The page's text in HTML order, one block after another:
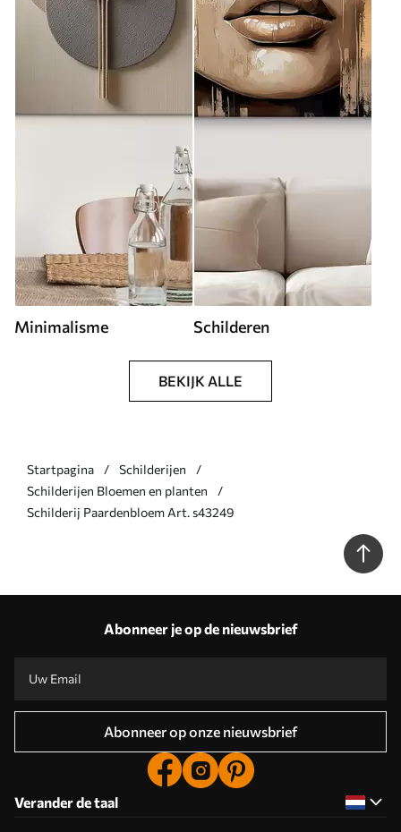
Minimalisme Schilderen
BEKIJK ALLE
Startpagina
Schilderijen
Schilderijen Bloemen en planten
Schilderij Paardenbloem Art. s43249
Abonneer je op de nieuwsbrief
Abonneer op onze nieuwsbrief
Verander de taal